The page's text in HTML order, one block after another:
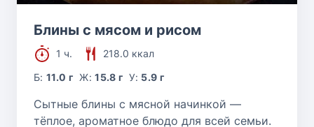
Блины с мясом и рисом
1 ч.
218.0 ккал
Б:11.0 г Ж:15.8 г У: 5.9 г
Сытные блины с мясной начинкой —
тёплое, ароматное блюдо для всей семьи.